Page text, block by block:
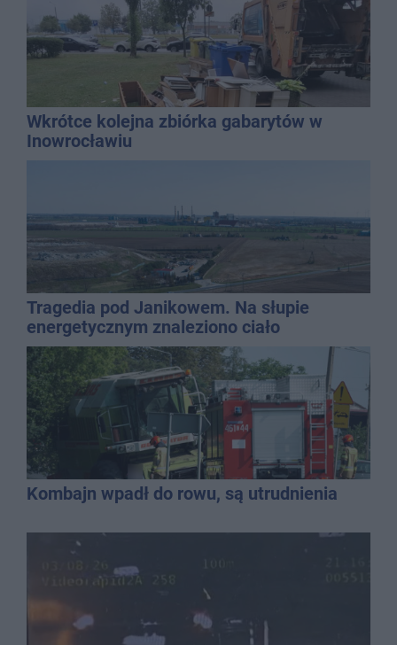
Wkrótce kolejna zbiórka gabarytów w
Inowrocławiu
Tragedia pod Janikowem. Na słupie
energetycznym znaleziono ciało
mężczyzny
Kombajn wpadł do rowu, są utrudnienia